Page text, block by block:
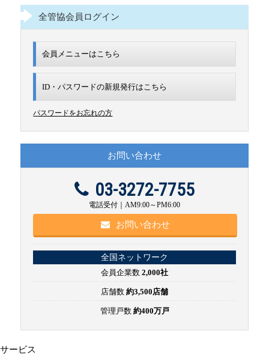
全管協会員ログイン
会員メニューはこちら
ID・パスワードの新規発行はこちら
パスワードをお忘れの方
お問い合わせ
03-3272-7755
電話受付｜AM9:00～PM6:00
お問い合わせ
全国ネットワーク
会員企業数 2,000社
店舗数 約3,500店舗
管理戸数 約400万戸
サービス